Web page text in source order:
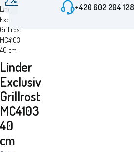
Linder
Exclusiv
Grillrost
MC4103
40 cm
Linder
Exclusiv
Grillrost
MC4103
40
cm
+420 602 204 128